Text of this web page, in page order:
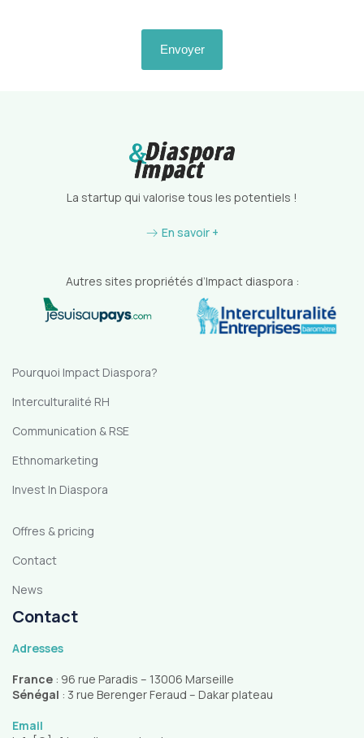
La startup qui valorise tous les potentiels !
En savoir +
Autres sites propriétés d’Impact diaspora :
Pourquoi Impact Diaspora?
Interculturalité RH
Communication & RSE
Ethnomarketing
Invest In Diaspora
Offres & pricing
Contact
News
Contact
Adresses
France : 96 rue Paradis – 13006 Marseille
Sénégal : 3 rue Berenger Feraud – Dakar plateau
Email